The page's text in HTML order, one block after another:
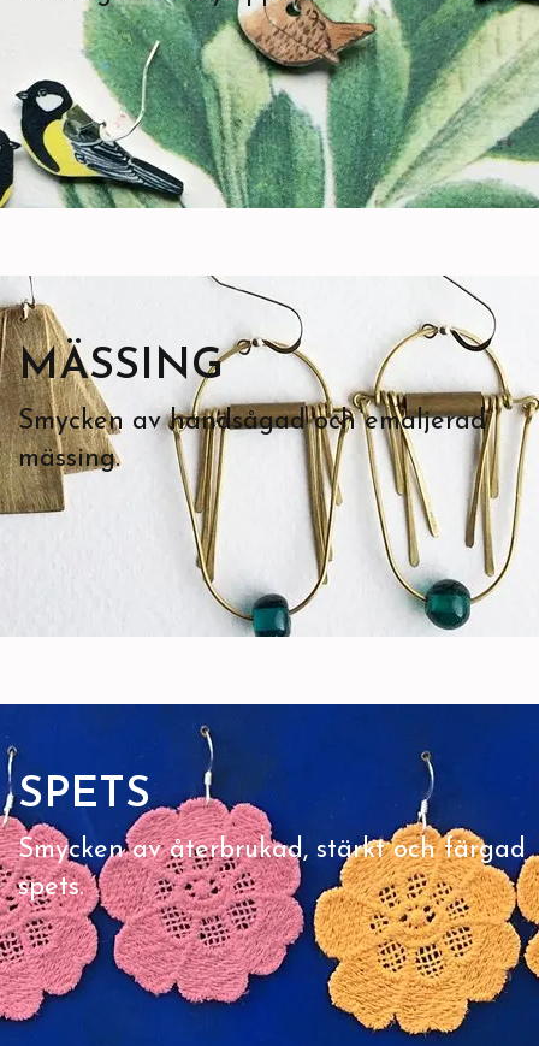
MÄSSING
Smycken av handsågad och emaljerad
mässing.
SPETS
Smycken av återbrukad, stärkt och färgad
spets.